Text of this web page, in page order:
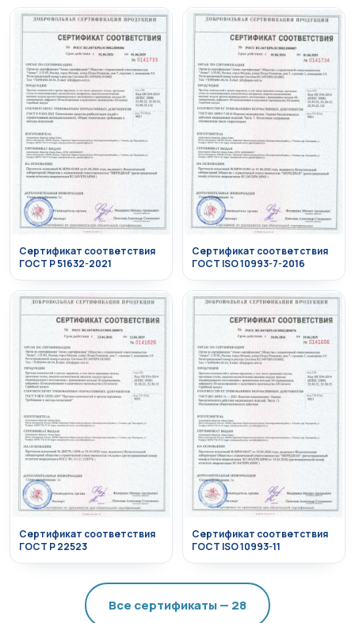
Сертификат соответствия
ГОСТ Р 51632-2021
Сертификат соответствия
ГОСТ ISO 10993-7-2016
Сертификат соответствия
ГОСТ Р 22523
Сертификат соответствия
ГОСТ ISO 10993-11
Все сертификаты — 28